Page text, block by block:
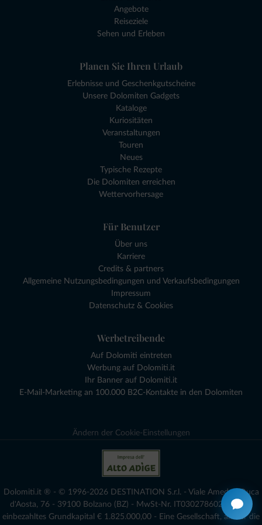
Angebote
Reiseziele
Sehen und Erleben
Planen Sie Ihren Urlaub
Erlebnisse und Geschenkgutscheine
Unsere Dolomiten Gadgets
Kataloge
Kuriositäten
Veranstaltungen
Touren
Neues
Typische Rezepte
Die Dolomiten erreichen
Wettervorhersage
Für Benutzer
Über uns
Karriere
Credits & partners
Allgemeine Nutzungsbedingungen und Verkaufsbedingungen
Impressum
Datenschutz & Cookies
Werbetreibende
Auf Dolomiti eintreten
Werbung auf Dolomiti.it
Ihr Banner auf Dolomiti.it
E-Mail-Marketing an 100.000 B2C-Kontakte in den Dolomiten
Ändern der Cookie-Einstellungen
Dolomiti.it ® - © 1996-2026 DESTINATION S.r.l. - Viale Amedeo Duca
d'Aosta, 76 - 39100 Bolzano (BZ) - MwSt-Nr. IT03027860216 - voll
einbezahltes Grundkapital € 1.825.000,00 - Eine Gesellschaft, an der die